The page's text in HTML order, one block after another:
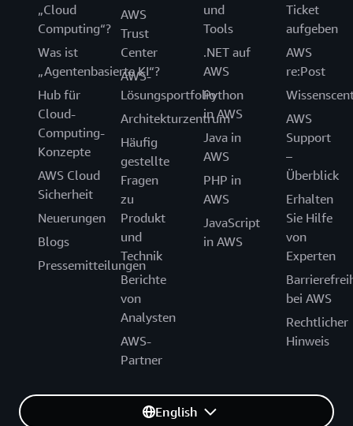
„Cloud
Computing“?
Was ist
„Agentenbasierte KI“?
Hub für
Cloud-
Computing-
Konzepte
AWS Cloud
Sicherheit
Neuerungen
Blogs
Pressemitteilungen
AWS
Trust
Center
AWS-
Lösungsportfolio
Architekturzentrum
Häufig
gestellte
Fragen
zu
Produkt
und
Technik
Berichte
von
Analysten
AWS-
Partner
und
Tools
.NET auf
AWS
Python
in AWS
Java in
AWS
PHP in
AWS
JavaScript
in AWS
Ticket
aufgeben
AWS
re:Post
AWS
Support
–
Überblick
Erhalten
Sie Hilfe
von
Experten
bei AWS
Rechtlicher
Hinweis
English